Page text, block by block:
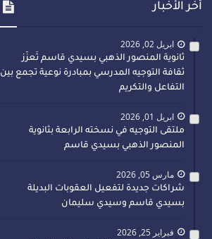
أخر الأخبار
ابريل 02, 2026
ثانوية المنصور الذهبي بسيدي قاسم تُعزّز
ثقافة التوجيه المدرسي بمبادرة نوعية تجمع بين
التفاعل والتكريم
ابريل 01, 2026
ملتقى التوجيه في نسخته الرابعة بثانوية
المنصور الذهبي بسيدي قاسم
مارس 05, 2026
شراكات جديدة لتفعيل العقوبات البديلة
بسيدي قاسم وسيدي سليمان
فبراير 25, 2026